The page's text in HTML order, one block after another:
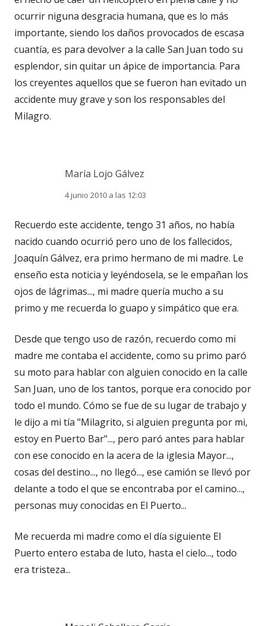
ocurrir niguna desgracia humana, que es lo más
importante, siendo los daños provocados de escasa
cuantía, es para devolver a la calle San Juan todo su
esplendor, sin quitar un ápice de importancia. Para
los creyentes aquellos que se fueron han evitado un
accidente muy grave y son los responsables del
Milagro.
María Lojo Gálvez
4 junio 2010 a las 12:03
Recuerdo este accidente, tengo 31 años, no había
nacido cuando ocurrió pero uno de los fallecidos,
Joaquín Gálvez, era primo hermano de mi madre. Le
enseño esta noticia y leyéndosela, se le empañan los
ojos de lágrimas..., mi madre quería mucho a su
primo y me recuerda lo guapo y simpático que era.
Desde que tengo uso de razón, recuerdo como mi
madre me contaba el accidente, como su primo paró
su moto para hablar con alguien conocido en la calle
San Juan, uno de los tantos, porque era conocido por
todo el mundo. Cómo se fue de su lugar de trabajo y
le dijo a mi tía "Milagrito, si alguien pregunta por mi,
estoy en Puerto Bar"..., pero paró antes para hablar
con ese conocido en la acera de la iglesia Mayor...,
cosas del destino..., no llegó..., ese camión se llevó por
delante a todo el que se encontraba por el camino...,
personas muy conocidas en El Puerto...
Me recuerda mi madre como el día siguiente El
Puerto entero estaba de luto, hasta el cielo..., todo
era tristeza...